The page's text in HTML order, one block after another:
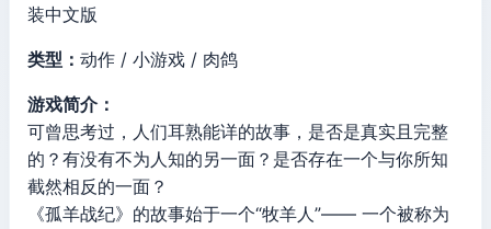
装中文版
类型： 动作 / 小游戏 / 肉鸽
游戏简介：
可曾思考过，人们耳熟能详的故事，是否是真实且完整
的？有没有不为人知的另一面？是否存在一个与你所知
截然相反的一面？
《孤羊战纪》的故事始于一个“牧羊人”—— 一个被称为